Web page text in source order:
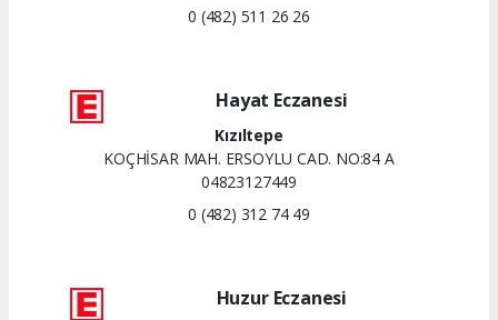
0 (482) 511 26 26
Hayat Eczanesi
Kızıltepe
KOÇHİSAR MAH. ERSOYLU CAD. NO:84 A
04823127449
0 (482) 312 74 49
Huzur Eczanesi